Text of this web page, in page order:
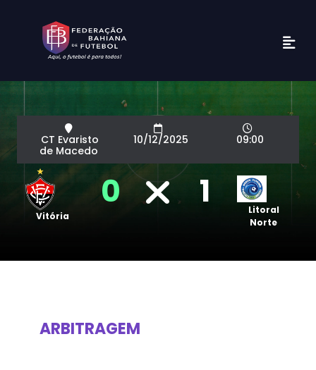
CT Evaristo
de Macedo
10/12/2025 09:00
Vitória
0 1
Litoral
Norte
ARBITRAGEM